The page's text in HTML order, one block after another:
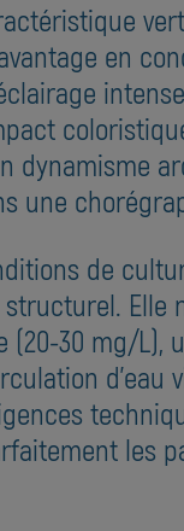
en
une
de
Elle
(20-30 mg/
d'eau
les